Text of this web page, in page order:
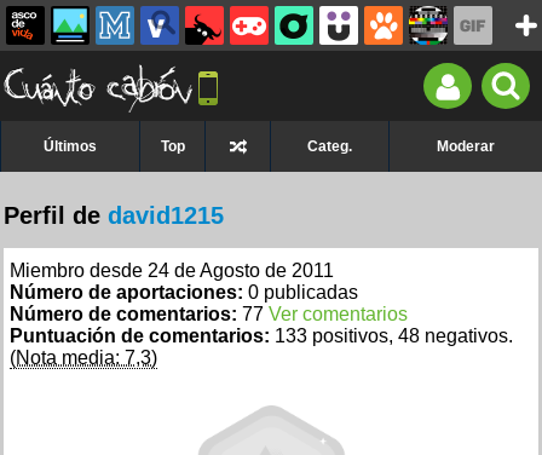
Últimos Top Categ. Moderar
Perfil de david1215
Miembro desde 24 de Agosto de 2011
Número de aportaciones: 0 publicadas
Número de comentarios: 77 Ver comentarios
Puntuación de comentarios: 133 positivos, 48 negativos.
(Nota media: 7,3)